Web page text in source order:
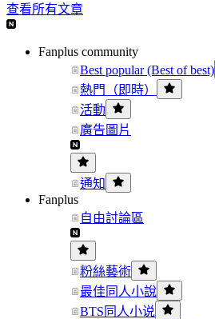
查看所有文章
Fanplus community
Best popular (Best of best)
熱門（即時）
活動
廣告圖片
通知
Fanplus
自由討論區
粉絲藝術
最佳同人小說
BTS同人小说